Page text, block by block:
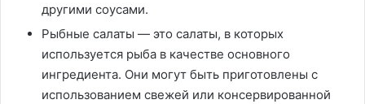
другими соусами.
Рыбные салаты — это салаты, в которых
используется рыба в качестве основного
ингредиента. Они могут быть приготовлены с
использованием свежей или консервированной